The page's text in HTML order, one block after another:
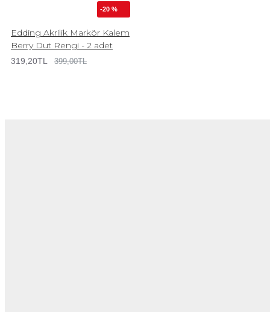
-20 %
Edding Akrilik Markör Kalem
Berry Dut Rengi - 2 adet
319,20TL 399,00TL